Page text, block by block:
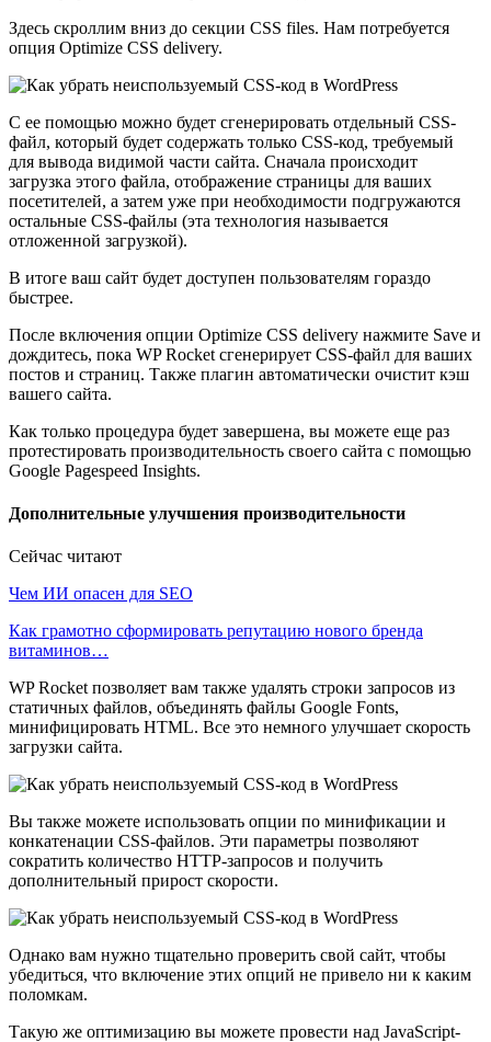
Здесь скроллим вниз до секции CSS files. Нам потребуется
опция Optimize CSS delivery.
С ее помощью можно будет сгенерировать отдельный CSS-
файл, который будет содержать только CSS-код, требуемый
для вывода видимой части сайта. Сначала происходит
загрузка этого файла, отображение страницы для ваших
посетителей, а затем уже при необходимости подгружаются
остальные CSS-файлы (эта технология называется
отложенной загрузкой).
В итоге ваш сайт будет доступен пользователям гораздо
быстрее.
После включения опции Optimize CSS delivery нажмите Save и
дождитесь, пока WP Rocket сгенерирует CSS-файл для ваших
постов и страниц. Также плагин автоматически очистит кэш
вашего сайта.
Как только процедура будет завершена, вы можете еще раз
протестировать производительность своего сайта с помощью
Google Pagespeed Insights.
Дополнительные улучшения производительности
Сейчас читают
Чем ИИ опасен для SEO
Как грамотно сформировать репутацию нового бренда
витаминов…
WP Rocket позволяет вам также удалять строки запросов из
статичных файлов, объединять файлы Google Fonts,
минифицировать HTML. Все это немного улучшает скорость
загрузки сайта.
Вы также можете использовать опции по минификации и
конкатенации CSS-файлов. Эти параметры позволяют
сократить количество HTTP-запросов и получить
дополнительный прирост скорости.
Однако вам нужно тщательно проверить свой сайт, чтобы
убедиться, что включение этих опций не привело ни к каким
поломкам.
Такую же оптимизацию вы можете провести над JavaScript-